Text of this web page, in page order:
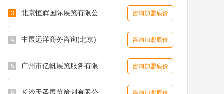
3 北京恒辉国际展览有限公 咨询加盟底价
4 中展远洋商务咨询(北京) 咨询加盟底价
5 广州市亿帆展览服务有限 咨询加盟底价
6 长沙天圣展览策划有限公 咨询加盟底价